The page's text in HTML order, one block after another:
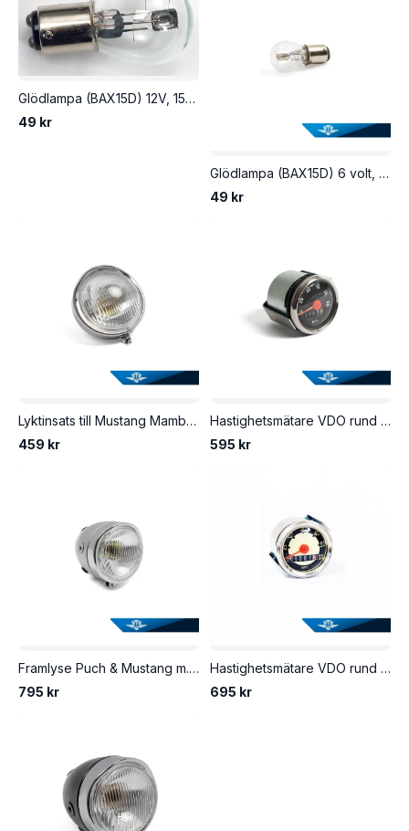
Glödlampa (BAX15D) 12V, 15/15W.
49 kr
Glödlampa (BAX15D) 6 volt, 15/15 watt.
49 kr
Lyktinsats till Mustang Mamba, Puch Maxi m.fl.
459 kr
Hastighetsmätare VDO rund 50mm. 10-60 km/h, svart mätartavla.
595 kr
Framlyse Puch & Mustang m.fl. Komplett med lyktinsats. Grå lackerat lykthus.
795 kr
Hastighetsmätare VDO rund 50mm. 0-60 km/h, vit mätartavla.
695 kr